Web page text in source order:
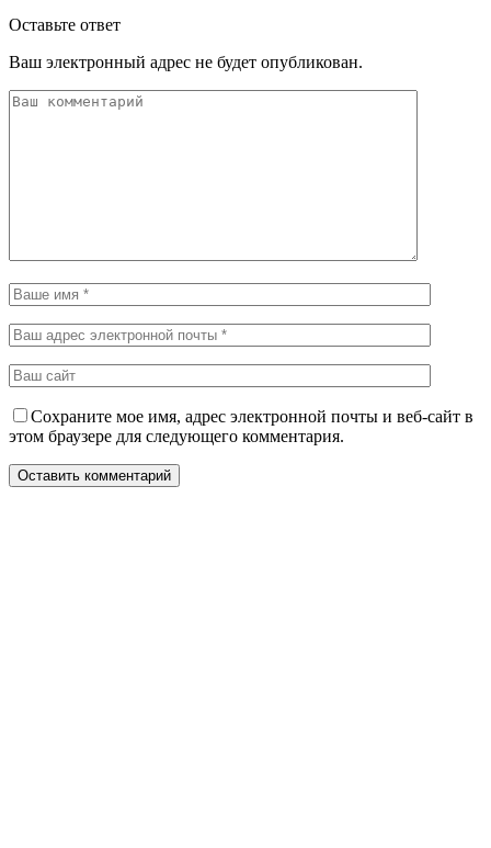
Оставьте ответ
Ваш электронный адрес не будет опубликован.
Сохраните мое имя, адрес электронной почты и веб-сайт в
этом браузере для следующего комментария.